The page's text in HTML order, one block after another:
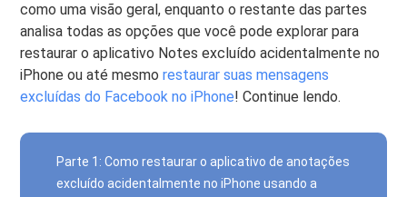
como uma visão geral, enquanto o restante das partes
analisa todas as opções que você pode explorar para
restaurar o aplicativo Notes excluído acidentalmente no
iPhone ou até mesmorestaurar suas mensagens
excluídas do Facebook no iPhone! Continue lendo.
Parte 1: Como restaurar o aplicativo de anotações
excluído acidentalmente no iPhone usando a